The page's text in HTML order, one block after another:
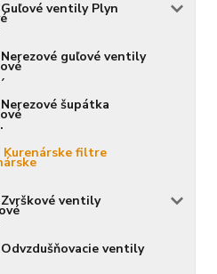
Guľové ventily Plyn
Nerezové guľové ventily
Nerezové šupátka
Kurenárske filtre
Zvrškové ventily
Odvzdušňovacie ventily